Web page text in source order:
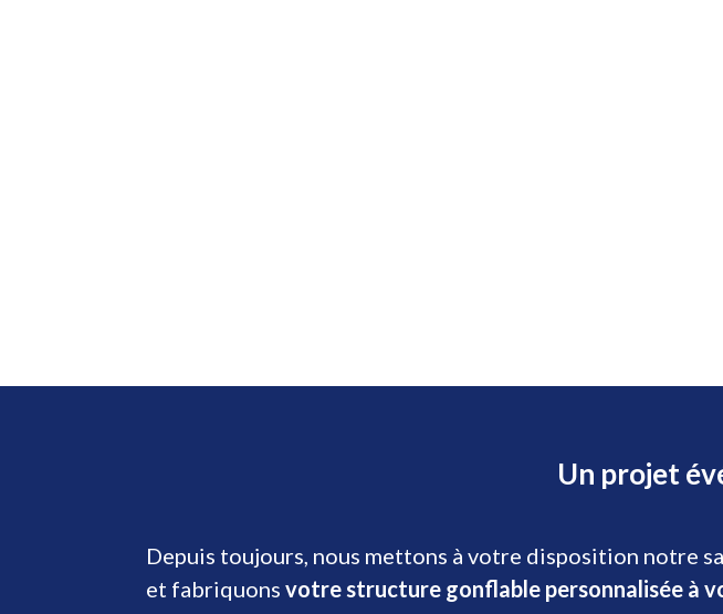
Un projet
Depuis toujours, nous mettons à votre disposition notre
et fabriquons votre structure gonflable personnalisée à